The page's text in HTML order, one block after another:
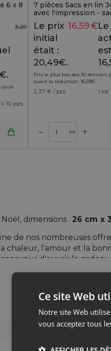
6 x 8
3,29
jours
10 pcs
7 pièces Sacs en lin
avec l'impression -
coloriage avec feutres
Le prix
initial
était :
20,49€.
16,59€
Prix le plus bas des 30 derniers
avant la réduction: 16,59€
2,37 € / pcs 1 lot
– lot +
Ajouter au panier
dimensions : 26 cm x
de nos nombreuses
chaleur, l'amour et la
d'ouvrir le cadeau
beaucoup de
Ce site Web
Notre site Web
vous acceptez tous